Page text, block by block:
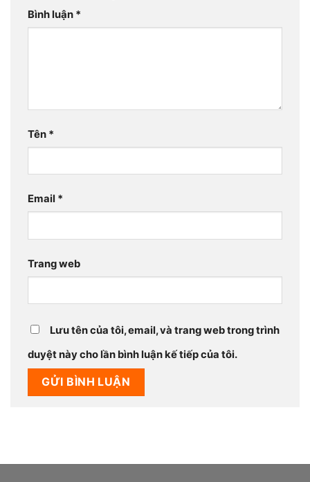
Bình luận *
Tên *
Email *
Trang web
Lưu tên của tôi, email, và trang web trong trình
duyệt này cho lần bình luận kế tiếp của tôi.